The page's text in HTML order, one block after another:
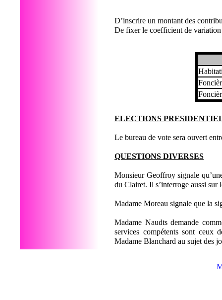
D’inscrire un montant des
De fixer le coefficient de
ELECTIONS
Le bureau de vote sera ouvert
QUESTIONS DIVERSES
Monsieur Geoffroy signale
du Clairet. Il s’interroge aussi
Madame Moreau signale que la
Madame Naudts demande
services compétents sont ceux
Madame Blanchard au sujet des